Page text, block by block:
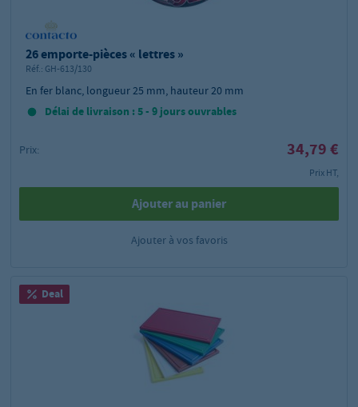
26 emporte-pièces « lettres »
Réf.: GH-613/130
En fer blanc, longueur 25 mm, hauteur 20 mm
Délai de livraison : 5 - 9 jours ouvrables
Prix: 34,79 €
Prix HT,
Ajouter au panier
Ajouter à vos favoris
Deal